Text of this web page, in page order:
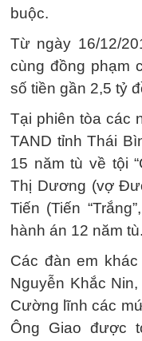
buộc.
Từ ngày 16/12/
cùng đồng phạm
số tiền gần 2,5 tỷ
Tại phiên tòa các
TAND tỉnh Thái
15 năm tù về tội
Thị Dương (vợ
Tiến (Tiến
hành án 12 năm tù.
Các đàn em
Nguyễn Khắc
Cường lĩnh các
Ông Giao được